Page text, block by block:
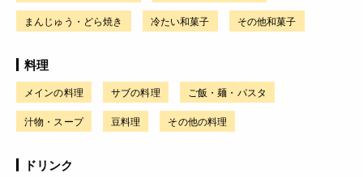
まんじゅう・どら焼き 冷たい和菓子 その他和菓子
料理
メインの料理 サブの料理 ご飯・麺・パスタ
汁物・スープ 豆料理 その他の料理
ドリンク